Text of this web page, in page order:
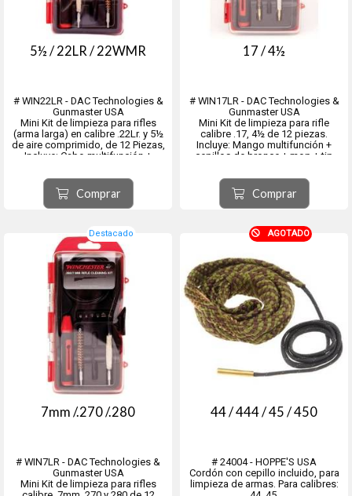
5½ / 22LR / 22WMR
# WIN22LR - DAC Technologies &
Gunmaster USA
Mini Kit de limpieza para rifles
(arma larga) en calibre .22Lr. y 5½
de aire comprimido, de 12 Piezas,
Incluye: Cabo multifunción +
plástico pasa-trapo + boresnake +
25 parche de limpieza
descartables y 6 punteros para
dest...
Comprar
17 / 4½
# WIN17LR - DAC Technologies &
Gunmaster USA
Mini Kit de limpieza para rifle
calibre .17, 4½ de 12 piezas.
Incluye: Mango multifunción +
cepillos de bronce + mop + tip
25 parche de limpieza
descartables y 6 punteros para
destornillador.
Comprar
Destacado
7mm /.270 /.280
# WIN7LR - DAC Technologies &
Gunmaster USA
Mini Kit de limpieza para rifles
AGOTADO
44 / 444 / 45 / 450
# 24004 - HOPPE'S USA
Cordón con cepillo incluido, para
limpieza de armas. Para calibres: